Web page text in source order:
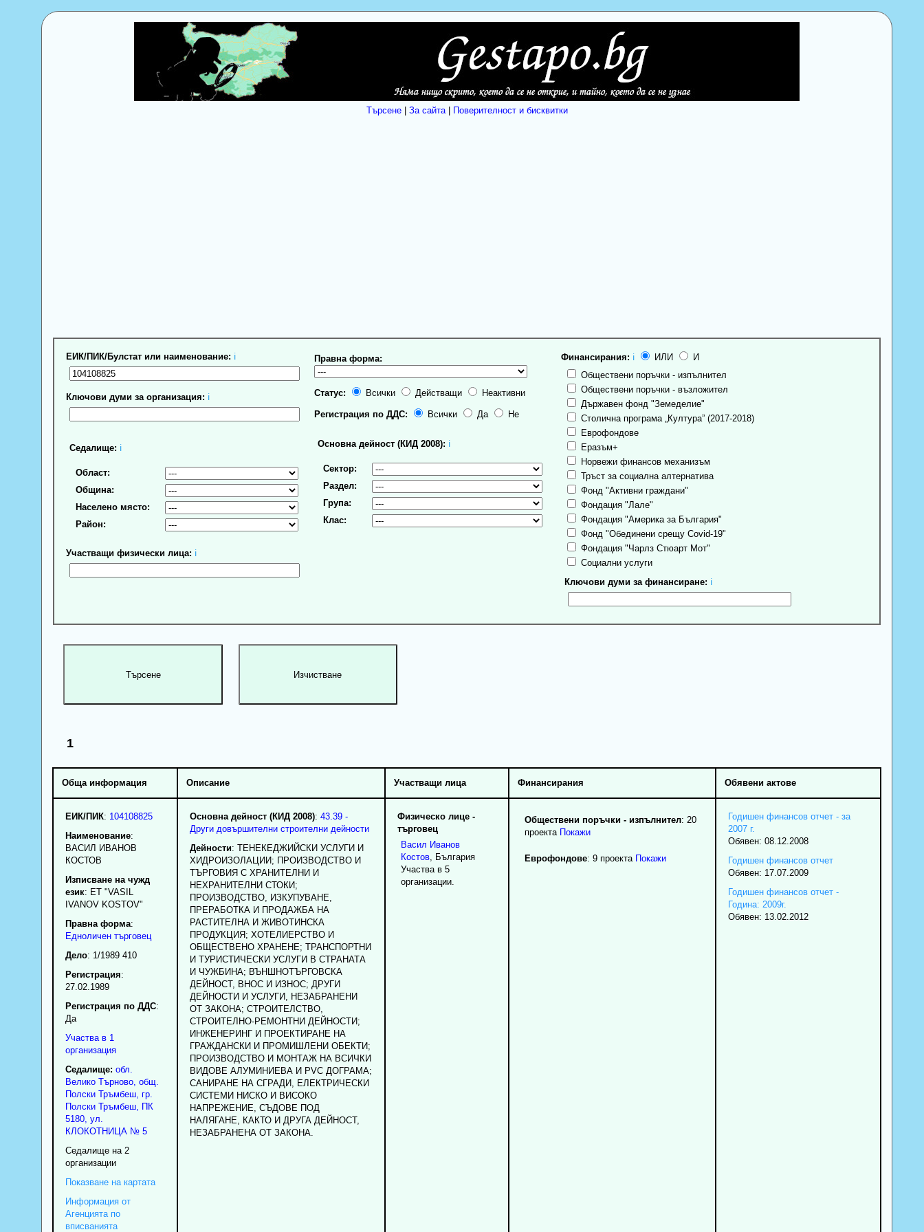
Търсене| За сайта| Поверителност и бисквитки
ЕИК/ПИК/Булстат или наименование: ℹ
Ключови думи за организация: ℹ
Седалище: ℹ
Област:
Община:
Населено място:
Район:
Участващи физически лица: ℹ
Правна форма:
Статус: Всички Действащи Неактивни
Регистрация по ДДС: Всички Да Не
Основна дейност (КИД 2008): ℹ
Сектор:
Раздел:
Група:
Клас:
Финансирания: ℹ ИЛИ
И
Обществени поръчки - изпълнител
Обществени поръчки - възложител
Държавен фонд "Земеделие"
Столична програма „Култура” (2017-2018)
Еврофондове
Еразъм+
Норвежи финансов механизъм
Тръст за социална алтернатива
Фонд "Активни граждани"
Фондация "Лале"
Фондация "Америка за България"
Фонд "Обединени срещу Covid-19"
Фондация "Чарлз Стюарт Мот"
Социални услуги
Ключови думи за финансиране: ℹ
1
Обща информация Описание Участващи лица Финансирания Обявени актове
ЕИК/ПИК: 104108825
Наименование:
ВАСИЛ ИВАНОВ
КОСТОВ
Изписване на чужд
език: ET "VASIL
IVANOV KOSTOV"
Правна форма:
Едноличен търговец
Дело: 1/1989 410
Регистрация:
27.02.1989
Регистрация по ДДС:
Да
Участва в 1
организация
Седалище: обл.
Велико Търново, общ.
Полски Тръмбеш, гр.
Полски Тръмбеш, ПК
5180, ул.
КЛОКОТНИЦА № 5
Седалище на 2
организации
Показване на картата
Информация от
Агенцията по
вписванията
Основна дейност (КИД 2008): 43.39 -
Други довършителни строителни дейности
Дейности: ТЕНЕКЕДЖИЙСКИ УСЛУГИ И
ХИДРОИЗОЛАЦИИ; ПРОИЗВОДСТВО И
ТЪРГОВИЯ С ХРАНИТЕЛНИ И
НЕХРАНИТЕЛНИ СТОКИ;
ПРОИЗВОДСТВО, ИЗКУПУВАНЕ,
ПРЕРАБОТКА И ПРОДАЖБА НА
РАСТИТЕЛНА И ЖИВОТИНСКА
ПРОДУКЦИЯ; ХОТЕЛИЕРСТВО И
ОБЩЕСТВЕНО ХРАНЕНЕ; ТРАНСПОРТНИ
И ТУРИСТИЧЕСКИ УСЛУГИ В СТРАНАТА
И ЧУЖБИНА; ВЪНШНОТЪРГОВСКА
ДЕЙНОСТ, ВНОС И ИЗНОС; ДРУГИ
ДЕЙНОСТИ И УСЛУГИ, НЕЗАБРАНЕНИ
ОТ ЗАКОНА; СТРОИТЕЛСТВО,
СТРОИТЕЛНО-РЕМОНТНИ ДЕЙНОСТИ;
ИНЖЕНЕРИНГ И ПРОЕКТИРАНЕ НА
ГРАЖДАНСКИ И ПРОМИШЛЕНИ ОБЕКТИ;
ПРОИЗВОДСТВО И МОНТАЖ НА ВСИЧКИ
ВИДОВЕ АЛУМИНИЕВА И PVC ДОГРАМА;
САНИРАНЕ НА СГРАДИ, ЕЛЕКТРИЧЕСКИ
СИСТЕМИ НИСКО И ВИСОКО
НАПРЕЖЕНИЕ, СЪДОВЕ ПОД
НАЛЯГАНЕ, КАКТО И ДРУГА ДЕЙНОСТ,
НЕЗАБРАНЕНА ОТ ЗАКОНА.
Физическо лице -
търговец
Васил Иванов
Костов, България
Участва в 5
организации.
Обществени поръчки - изпълнител: 20
проекта Покажи
Еврофондове: 9 проекта Покажи
Годишен финансов отчет - за
2007 г.
Обявен: 08.12.2008
Годишен финансов отчет
Обявен: 17.07.2009
Годишен финансов отчет -
Година: 2009г.
Обявен: 13.02.2012